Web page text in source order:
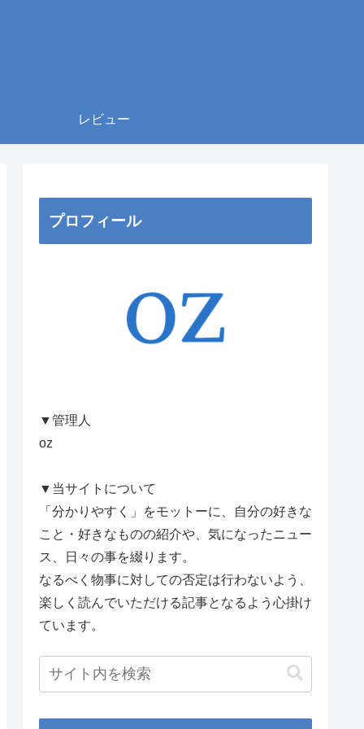
レビュー
プロフィール
▼管理人
oz
▼当サイトについて
「分かりやすく」をモットーに、自分の好きな
こと・好きなものの紹介や、気になったニュー
ス、日々の事を綴ります。
なるべく物事に対しての否定は行わないよう、
楽しく読んでいただける記事となるよう心掛け
ています。